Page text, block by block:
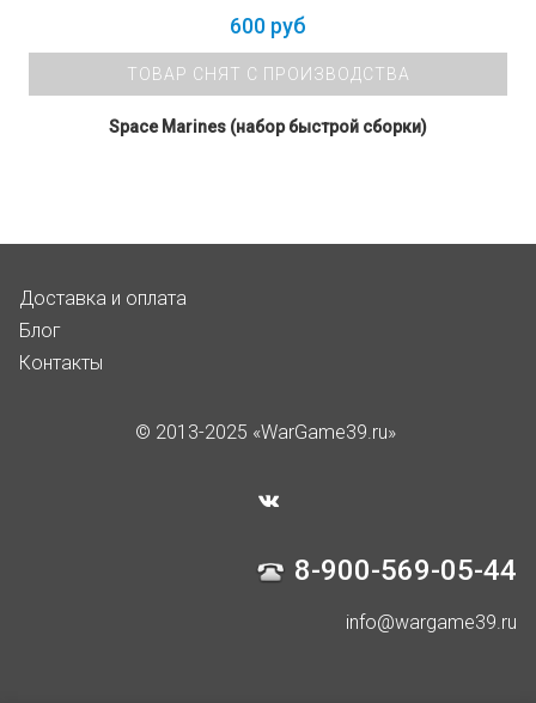
600 руб
ТОВАР СНЯТ С ПРОИЗВОДСТВА
Space Marines (набор быстрой сборки)
Доставка и оплата
Блог
Контакты
© 2013-2025 «WarGame39.ru»
8-900-569-05-44
info@wargame39.ru